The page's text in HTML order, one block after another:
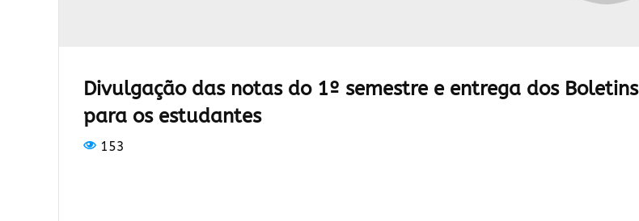
Divulgação das notas do 1º semestre e entrega dos Boletins
para os estudantes
153